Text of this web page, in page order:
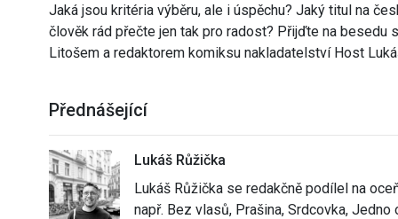
Jaká jsou kritéria výběru, ale i úspěchu? Jaký titul na
člověk rád přečte jen tak pro radost? Přijďte na
Litošem a redaktorem komiksu nakladatelství Host
Přednášející
Lukáš Růžička
Lukáš Růžička se redakčně podílel na
např. Bez vlasů, Prašina, Srdcovka,